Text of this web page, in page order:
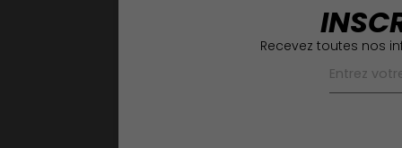
Recevez toutes nos